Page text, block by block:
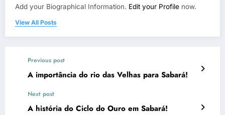
Add your Biographical Information. Edit your Profile now.
View All Posts
Previous post
A importância do rio das Velhas para Sabará!
Next post
A história do Ciclo do Ouro em Sabará!